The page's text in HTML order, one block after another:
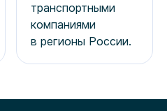
транспортными
компаниями
в регионы России.